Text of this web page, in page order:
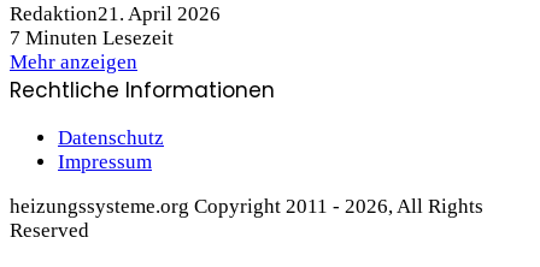
Redaktion21. April 2026
7 Minuten Lesezeit
Mehr anzeigen
Rechtliche Informationen
Datenschutz
Impressum
heizungssysteme.org Copyright 2011 - 2026, All Rights
Reserved